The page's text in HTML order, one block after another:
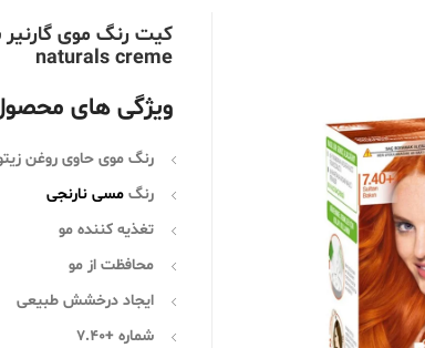
naturals creme
ویژگی های
رنگ موی حاوی روغن
رنگمسی نارنجی
تغذیه کننده مو
محافظت از مو
ایجاد درخشش طبیعی
شماره +7.40